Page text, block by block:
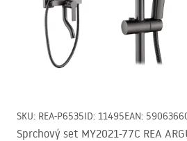
SKU: REA-P6535ID: 11495EAN:
Sprchový set MY2021-77C REA